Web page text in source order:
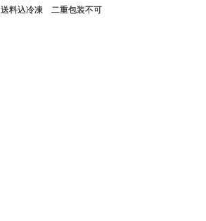
送料込冷凍 二重包装不可